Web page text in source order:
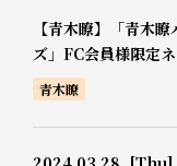
【青木瞭】「青木
ズ」FC会員様限定
青木瞭